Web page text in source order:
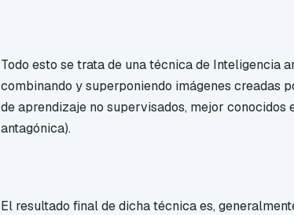
Todo esto se trata de una técnica de Inteligencia
combinando y superponiendo imágenes creadas
de aprendizaje no supervisados, mejor conocidos
antagónica).
El resultado final de dicha técnica es,